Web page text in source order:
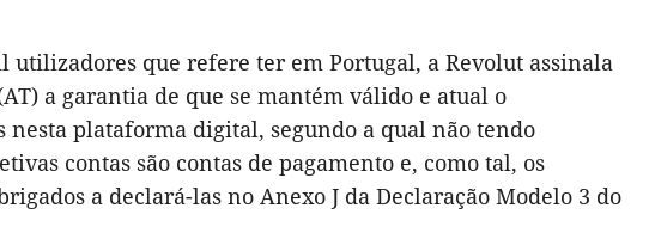
que refere ter em Portugal, a Revolut assinala
a garantia de que se mantém válido e atual o
nesta plataforma digital, segundo a qual não tendo
contas são contas de pagamento e, como tal, os
a declará-las no Anexo J da Declaração Modelo 3 do